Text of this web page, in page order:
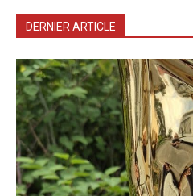
DERNIER ARTICLE